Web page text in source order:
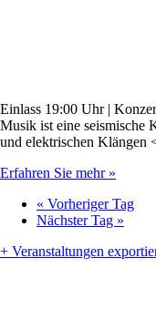
Einlass 19:00 Uhr |
Musik ist eine seismische
und elektrischen Klängen
Erfahren Sie mehr »
« Vorheriger Tag
Nächster Tag »
+ Veranstaltungen